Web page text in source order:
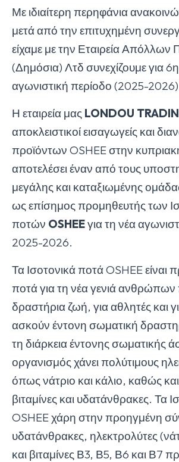
Με ιδιαίτερη περηφάνια
μετά από την επιτυχημένη
είχαμε με την Εταιρεία
(Δημόσια) Λτδ συνεχίζουμε για
αγωνιστική περίοδο (2025-
Η εταιρεία μας LONDOU
αποκλειστικοί εισαγωγείς και
προϊόντων OSHEE στην
αποτελέσει έναν από τους
μεγάλης και καταξιωμένης
ως επίσημος προμηθευτής των
ποτών OSHEEγια τη νέα
2025-2026.
Τα Ισοτονικά ποτά OSHEE είναι
ποτά για τη νέα γενιά ανθρώπων
δραστήρια ζωή, για αθλητές και
ασκούν έντονη σωματική
τη διάρκεια έντονης σωματικής
οργανισμός χάνει πολύτιμους
όπως νάτριο και κάλιο, καθώς
βιταμίνες και υδατάνθρακες. Τα
OSHEE χάρη στην προηγμένη
υδατάνθρακες, ηλεκτρολύτες
και βιταμίνες Β3, Β5, Β6 και Β7